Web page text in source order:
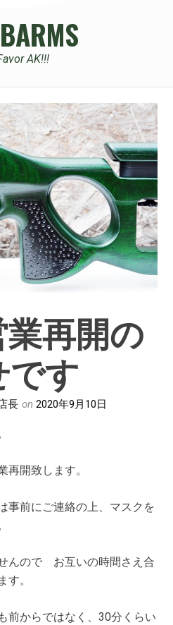
AK!!!
再開の
す
長 on2020年9月10日
再開致します。
事前にご連絡の上、マスクを
んので お互いの時間さえ合
す。
前からではなく、30分くらい